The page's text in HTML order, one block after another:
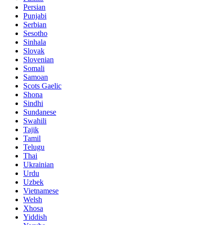
Persian
Punjabi
Serbian
Sesotho
Sinhala
Slovak
Slovenian
Somali
Samoan
Scots Gaelic
Shona
Sindhi
Sundanese
Swahili
Tajik
Tamil
Telugu
Thai
Ukrainian
Urdu
Uzbek
Vietnamese
Welsh
Xhosa
Yiddish